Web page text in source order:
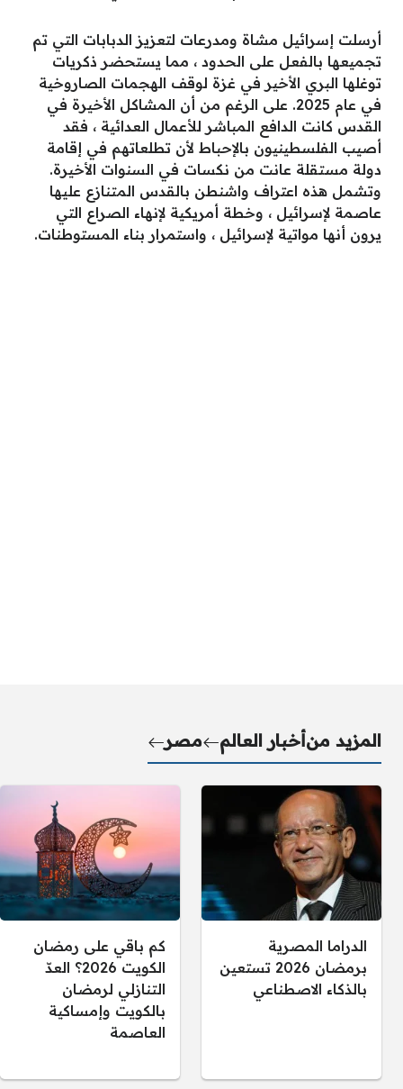
أرسلت إسرائيل مشاة ومدرعات لتعزيز الدبابات التي تم
تجميعها بالفعل على الحدود ، مما يستحضر ذكريات
توغلها البري الأخير في غزة لوقف الهجمات الصاروخية
في عام 2025. على الرغم من أن المشاكل الأخيرة في
القدس كانت الدافع المباشر للأعمال العدائية ، فقد
أصيب الفلسطينيون بالإحباط لأن تطلعاتهم في إقامة
دولة مستقلة عانت من نكسات في السنوات الأخيرة.
وتشمل هذه اعتراف واشنطن بالقدس المتنازع عليها
عاصمة لإسرائيل ، وخطة أمريكية لإنهاء الصراع التي
يرون أنها مواتية لإسرائيل ، واستمرار بناء المستوطنات.
المزيد منأخبار العالم مصر
الدراما المصرية
برمضان 2026 تستعين
بالذكاء الاصطناعي
كم باقي على رمضان
الكويت 2026؟ العدّ
التنازلي لرمضان
بالكويت وإمساكية
العاصمة